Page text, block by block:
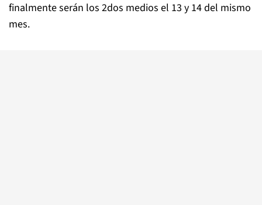
finalmente serán los 2dos medios el 13 y 14 del mismo
mes.